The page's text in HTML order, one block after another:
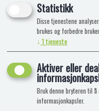
Statistikk
Disse tjenestene
brukes og forbedre
↓ 1tjeneste
Aktiver eller
Bruk denne bryteren til
informasjonkapsler.